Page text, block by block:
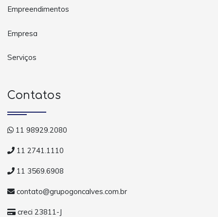
Empreendimentos
Empresa
Serviços
Contatos
11 98929.2080
11 2741.1110
11 3569.6908
contato@grupogoncalves.com.br
creci 23811-J